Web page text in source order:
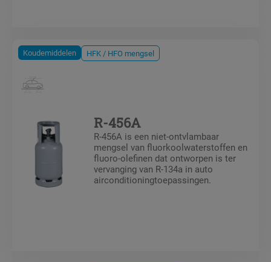
Koudemiddelen HFK / HFO mengsel
R-456A
R-456A is een niet-ontvlambaar
mengsel van fluorkoolwaterstoffen en
fluoro-olefinen dat ontworpen is ter
vervanging van R-134a in auto
airconditioningtoepassingen.